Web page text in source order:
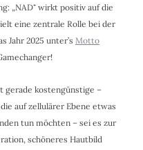
„NAD⁺ wirkt positiv auf die
eine zentrale Rolle bei der
Jahr 2025 unter’s Motto
gerade kostengünstige –
auf zellulärer Ebene etwas
tun möchten – sei es zur
schöneres Hautbild